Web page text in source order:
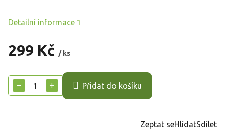
299 Kč / ks
cena:
+
− Přidat do košíku
Detailní informace
Zeptat seHlídatSdílet